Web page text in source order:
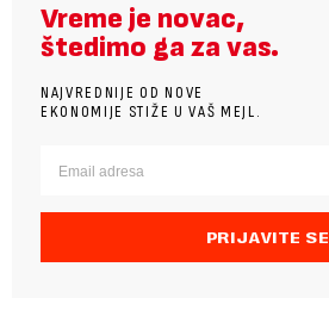
Vreme je novac,
štedimo ga za vas.
NAJVREDNIJE OD NOVE
EKONOMIJE STIŽE U VAŠ MEJL.
PRIJAVITE SE